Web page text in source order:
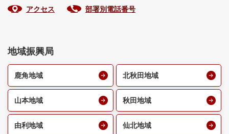
アクセス 部署別電話番号
地域振興局
鹿角地域 北秋田地域
山本地域 秋田地域
由利地域 仙北地域